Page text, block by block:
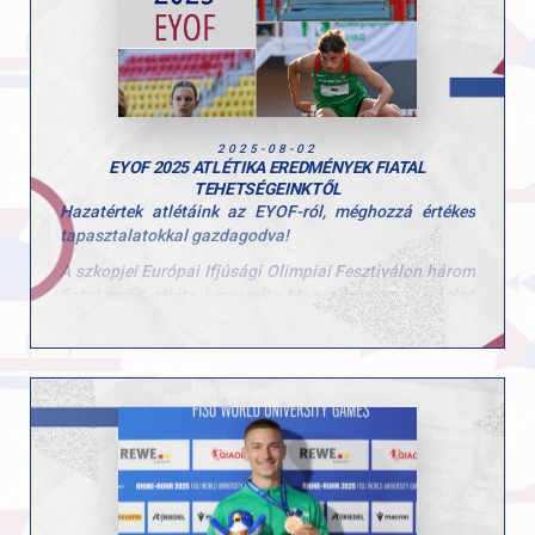
hogy hozzájárultak a hét sikeréhez és természetesen a
gyerekeknek is, hogy ilyen lelkes résztvevői voltak a
tábornak!
2025-08-02
EYOF 2025 ATLÉTIKA EREDMÉNYEK FIATAL
TEHETSÉGEINKTŐL
Hazatértek atlétáink az EYOF-ról, méghozzá értékes
tapasztalatokkal gazdagodva!
A szkopjei Európai Ifjúsági Olimpiai Fesztiválon három
fiatal győri atléta képviselte Magyarországot, és első
nemzetközi megmérettetésükön nagyszerűen
helytálltak. Takács Levente, Sipos Veronika és Birtha
Clubot is büszkén képviselték a nemzetközi
mezőnyben.
Eredmények:
– Takács Levente 110 m gát: 14,12 – 15. hely
– Sipos Veronika 400 m gát: 1:04,93 – 18. hely